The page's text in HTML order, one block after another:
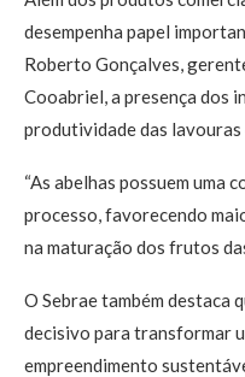
desempenha papel
Roberto Gonçalves,
Cooabriel, a presença dos
produtividade das
“As abelhas possuem uma
processo, favorecendo
na maturação dos frutos
O Sebrae também destaca
decisivo para transformar
empreendimento